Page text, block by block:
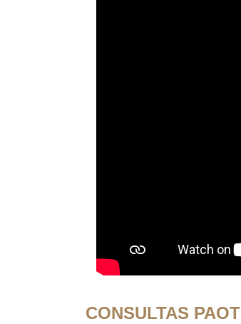
CONSULTAS PAOT